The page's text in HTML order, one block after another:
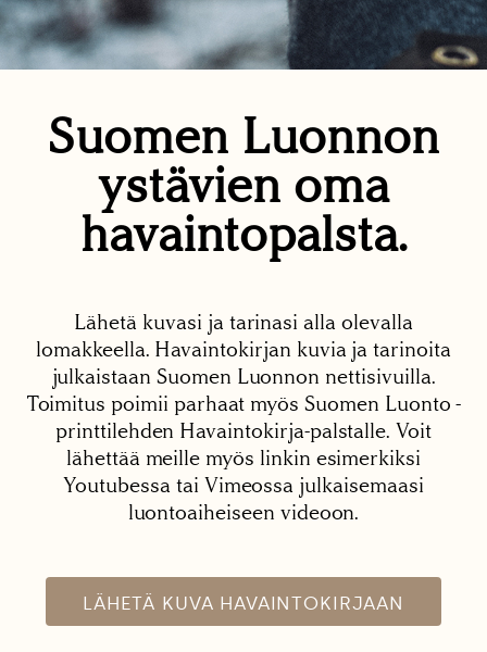
Suomen Luonnon
ystävien oma
havaintopalsta.
Lähetä kuvasi ja tarinasi alla olevalla
lomakkeella. Havaintokirjan kuvia ja tarinoita
julkaistaan Suomen Luonnon nettisivuilla.
Toimitus poimii parhaat myös Suomen Luonto -
printtilehden Havaintokirja-palstalle. Voit
lähettää meille myös linkin esimerkiksi
Youtubessa tai Vimeossa julkaisemaasi
luontoaiheiseen videoon.
LÄHETÄ KUVA HAVAINTOKIRJAAN